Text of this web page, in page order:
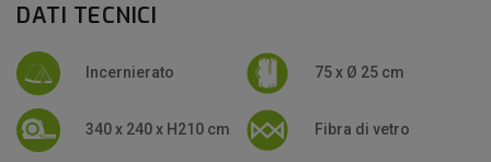
DATI TECNICI
Incernierato 75 x Ø 25 cm
340 x 240 x H210 cm Fibra di vetro